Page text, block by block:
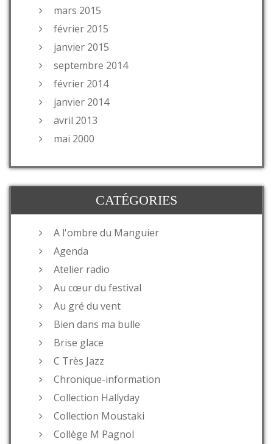
mars 2015
février 2015
janvier 2015
septembre 2014
février 2014
janvier 2014
avril 2013
mai 2000
CATÉGORIES
A l'ombre du Manguier
Agenda
Atelier radio
Au cœur du festival
Au gré du vent
Bien dans ma bulle
Brise glace
C Très Jazz
Chronique-information
Collection Hallyday
Collection Moustaki
Collège M Pagnol